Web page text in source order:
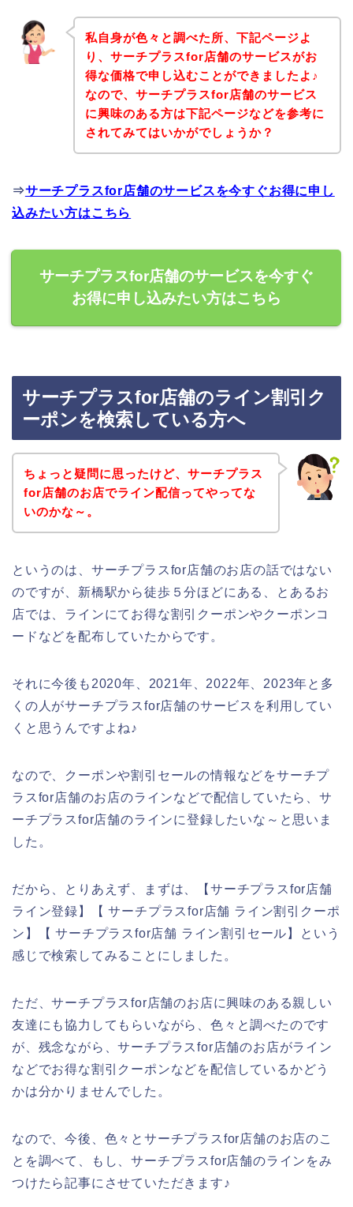
私自身が色々と調べた所、下記ページよ
り、サーチプラスfor店舗のサービスがお
得な価格で申し込むことができましたよ♪
なので、サーチプラスfor店舗のサービス
に興味のある方は下記ページなどを参考に
されてみてはいかがでしょうか？
⇒サーチプラスfor店舗のサービスを今すぐお得に申し
込みたい方はこちら
サーチプラスfor店舗のサービスを今すぐ
お得に申し込みたい方はこちら
サーチプラスfor店舗のライン割引ク
ーポンを検索している方へ
ちょっと疑問に思ったけど、サーチプラス
for店舗のお店でライン配信ってやってな
いのかな～。
というのは、サーチプラスfor店舗のお店の話ではない
のですが、新橋駅から徒歩５分ほどにある、とあるお
店では、ラインにてお得な割引クーポンやクーポンコ
ードなどを配布していたからです。
それに今後も2020年、2021年、2022年、2023年と多
くの人がサーチプラスfor店舗のサービスを利用してい
くと思うんですよね♪
なので、クーポンや割引セールの情報などをサーチプ
ラスfor店舗のお店のラインなどで配信していたら、サ
ーチプラスfor店舗のラインに登録したいな～と思いま
した。
だから、とりあえず、まずは、【サーチプラスfor店舗
ライン登録】【 サーチプラスfor店舗 ライン割引クーポ
ン】【 サーチプラスfor店舗 ライン割引セール】という
感じで検索してみることにしました。
ただ、サーチプラスfor店舗のお店に興味のある親しい
友達にも協力してもらいながら、色々と調べたのです
が、残念ながら、サーチプラスfor店舗のお店がライン
などでお得な割引クーポンなどを配信しているかどう
かは分かりませんでした。
なので、今後、色々とサーチプラスfor店舗のお店のこ
とを調べて、もし、サーチプラスfor店舗のラインをみ
つけたら記事にさせていただきます♪